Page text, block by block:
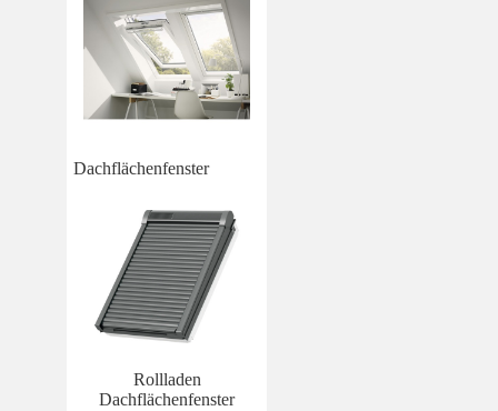
Dachflächenfenster
Rollladen
Dachflächenfenster